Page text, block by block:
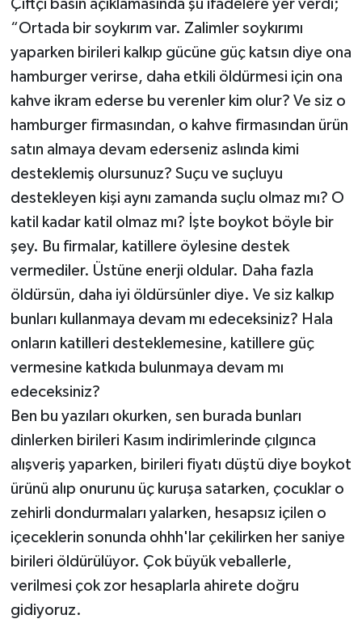
Çiftçi basın açıklamasında şu ifadelere yer verdi;
“Ortada bir soykırım var. Zalimler soykırımı
yaparken birileri kalkıp gücüne güç katsın diye ona
hamburger verirse, daha etkili öldürmesi için ona
kahve ikram ederse bu verenler kim olur? Ve siz o
hamburger firmasından, o kahve firmasından ürün
satın almaya devam ederseniz aslında kimi
desteklemiş olursunuz? Suçu ve suçluyu
destekleyen kişi aynı zamanda suçlu olmaz mı? O
katil kadar katil olmaz mı? İşte boykot böyle bir
şey. Bu firmalar, katillere öylesine destek
vermediler. Üstüne enerji oldular. Daha fazla
öldürsün, daha iyi öldürsünler diye. Ve siz kalkıp
bunları kullanmaya devam mı edeceksiniz? Hala
onların katilleri desteklemesine, katillere güç
vermesine katkıda bulunmaya devam mı
edeceksiniz?
Ben bu yazıları okurken, sen burada bunları
dinlerken birileri Kasım indirimlerinde çılgınca
alışveriş yaparken, birileri fiyatı düştü diye boykot
ürünü alıp onurunu üç kuruşa satarken, çocuklar o
zehirli dondurmaları yalarken, hesapsız içilen o
içeceklerin sonunda ohhh'lar çekilirken her saniye
birileri öldürülüyor. Çok büyük veballerle,
verilmesi çok zor hesaplarla ahirete doğru
gidiyoruz.